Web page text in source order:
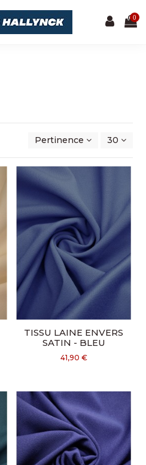
0
Pertinence 30
TISSU LAINE ENVERS
SATIN - BLEU
41,90 €